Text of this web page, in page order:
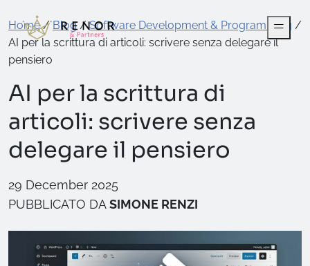
Home/Blog/Software Development & Programming /
AI per la scrittura di articoli: scrivere senza delegare il
pensiero
AI per la scrittura di
articoli: scrivere senza
delegare il pensiero
29 December 2025
PUBBLICATO DASIMONE RENZI